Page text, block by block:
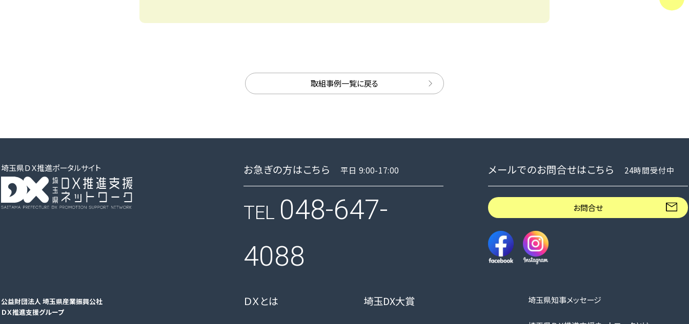
取組事例一覧に戻る
お急ぎの方はこちら 平日 9:00-17:00
TEL 048-647-
4088
メールでのお問合せはこちら 24時間受付中
お問合せ
埼玉県ＤＸ推進ポータルサイト
公益財団法人 埼玉県産業振興公社
ＤＸ推進支援グループ
ＤＸとは 埼玉DX大賞 埼玉県知事メッセージ